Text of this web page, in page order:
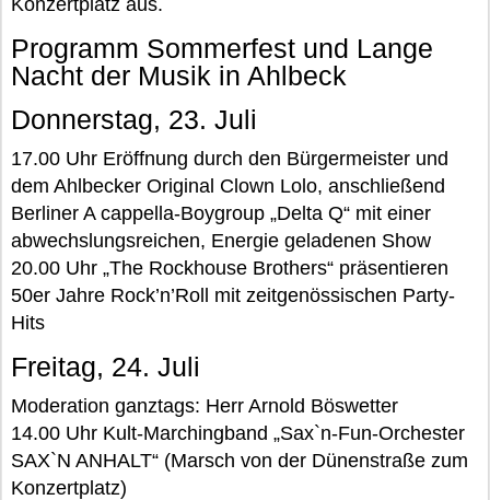
Konzertplatz aus.
Programm Sommerfest und Lange
Nacht der Musik in Ahlbeck
Donnerstag, 23. Juli
17.00 Uhr Eröffnung durch den Bürgermeister und
dem Ahlbecker Original Clown Lolo, anschließend
Berliner A cappella-Boygroup „Delta Q“ mit einer
abwechslungsreichen, Energie geladenen Show
20.00 Uhr „The Rockhouse Brothers“ präsentieren
50er Jahre Rock’n’Roll mit zeitgenössischen Party-
Hits
Freitag, 24. Juli
Moderation ganztags: Herr Arnold Böswetter
14.00 Uhr Kult-Marchingband „Sax`n-Fun-Orchester
SAX`N ANHALT“ (Marsch von der Dünenstraße zum
Konzertplatz)